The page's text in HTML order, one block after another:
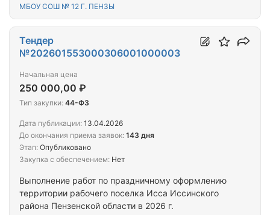
МБОУ СОШ № 12 Г. ПЕНЗЫ
Выполнение работ по праздничному оформлению
территории рабочего поселка Исса Иссинского
района Пензенской области в 2026 г.
Тендер
№202601553000306001000003
Начальная цена
250 000,00 ₽
Тип закупки: 44-ФЗ
Дата публикации: 13.04.2026
До окончания приема заявок: 143 дня
Этап: Опубликовано
Закупка с обеспечением: Нет